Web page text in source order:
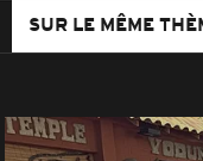
SUR LE MÊME